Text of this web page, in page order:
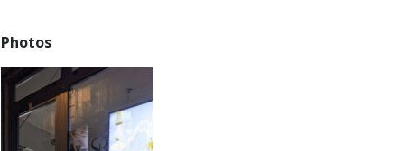
Photos